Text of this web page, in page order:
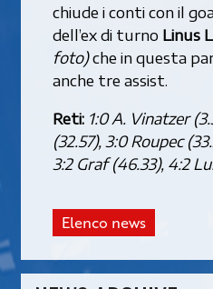
chiude i conti con il
dell’ex di turno Linus
foto)che in questa
anche tre assist.
Reti: 1:0 A. Vinatzer
(32.57), 3:0 Roupec
3:2 Graf (46.33), 4:2
Elenco news